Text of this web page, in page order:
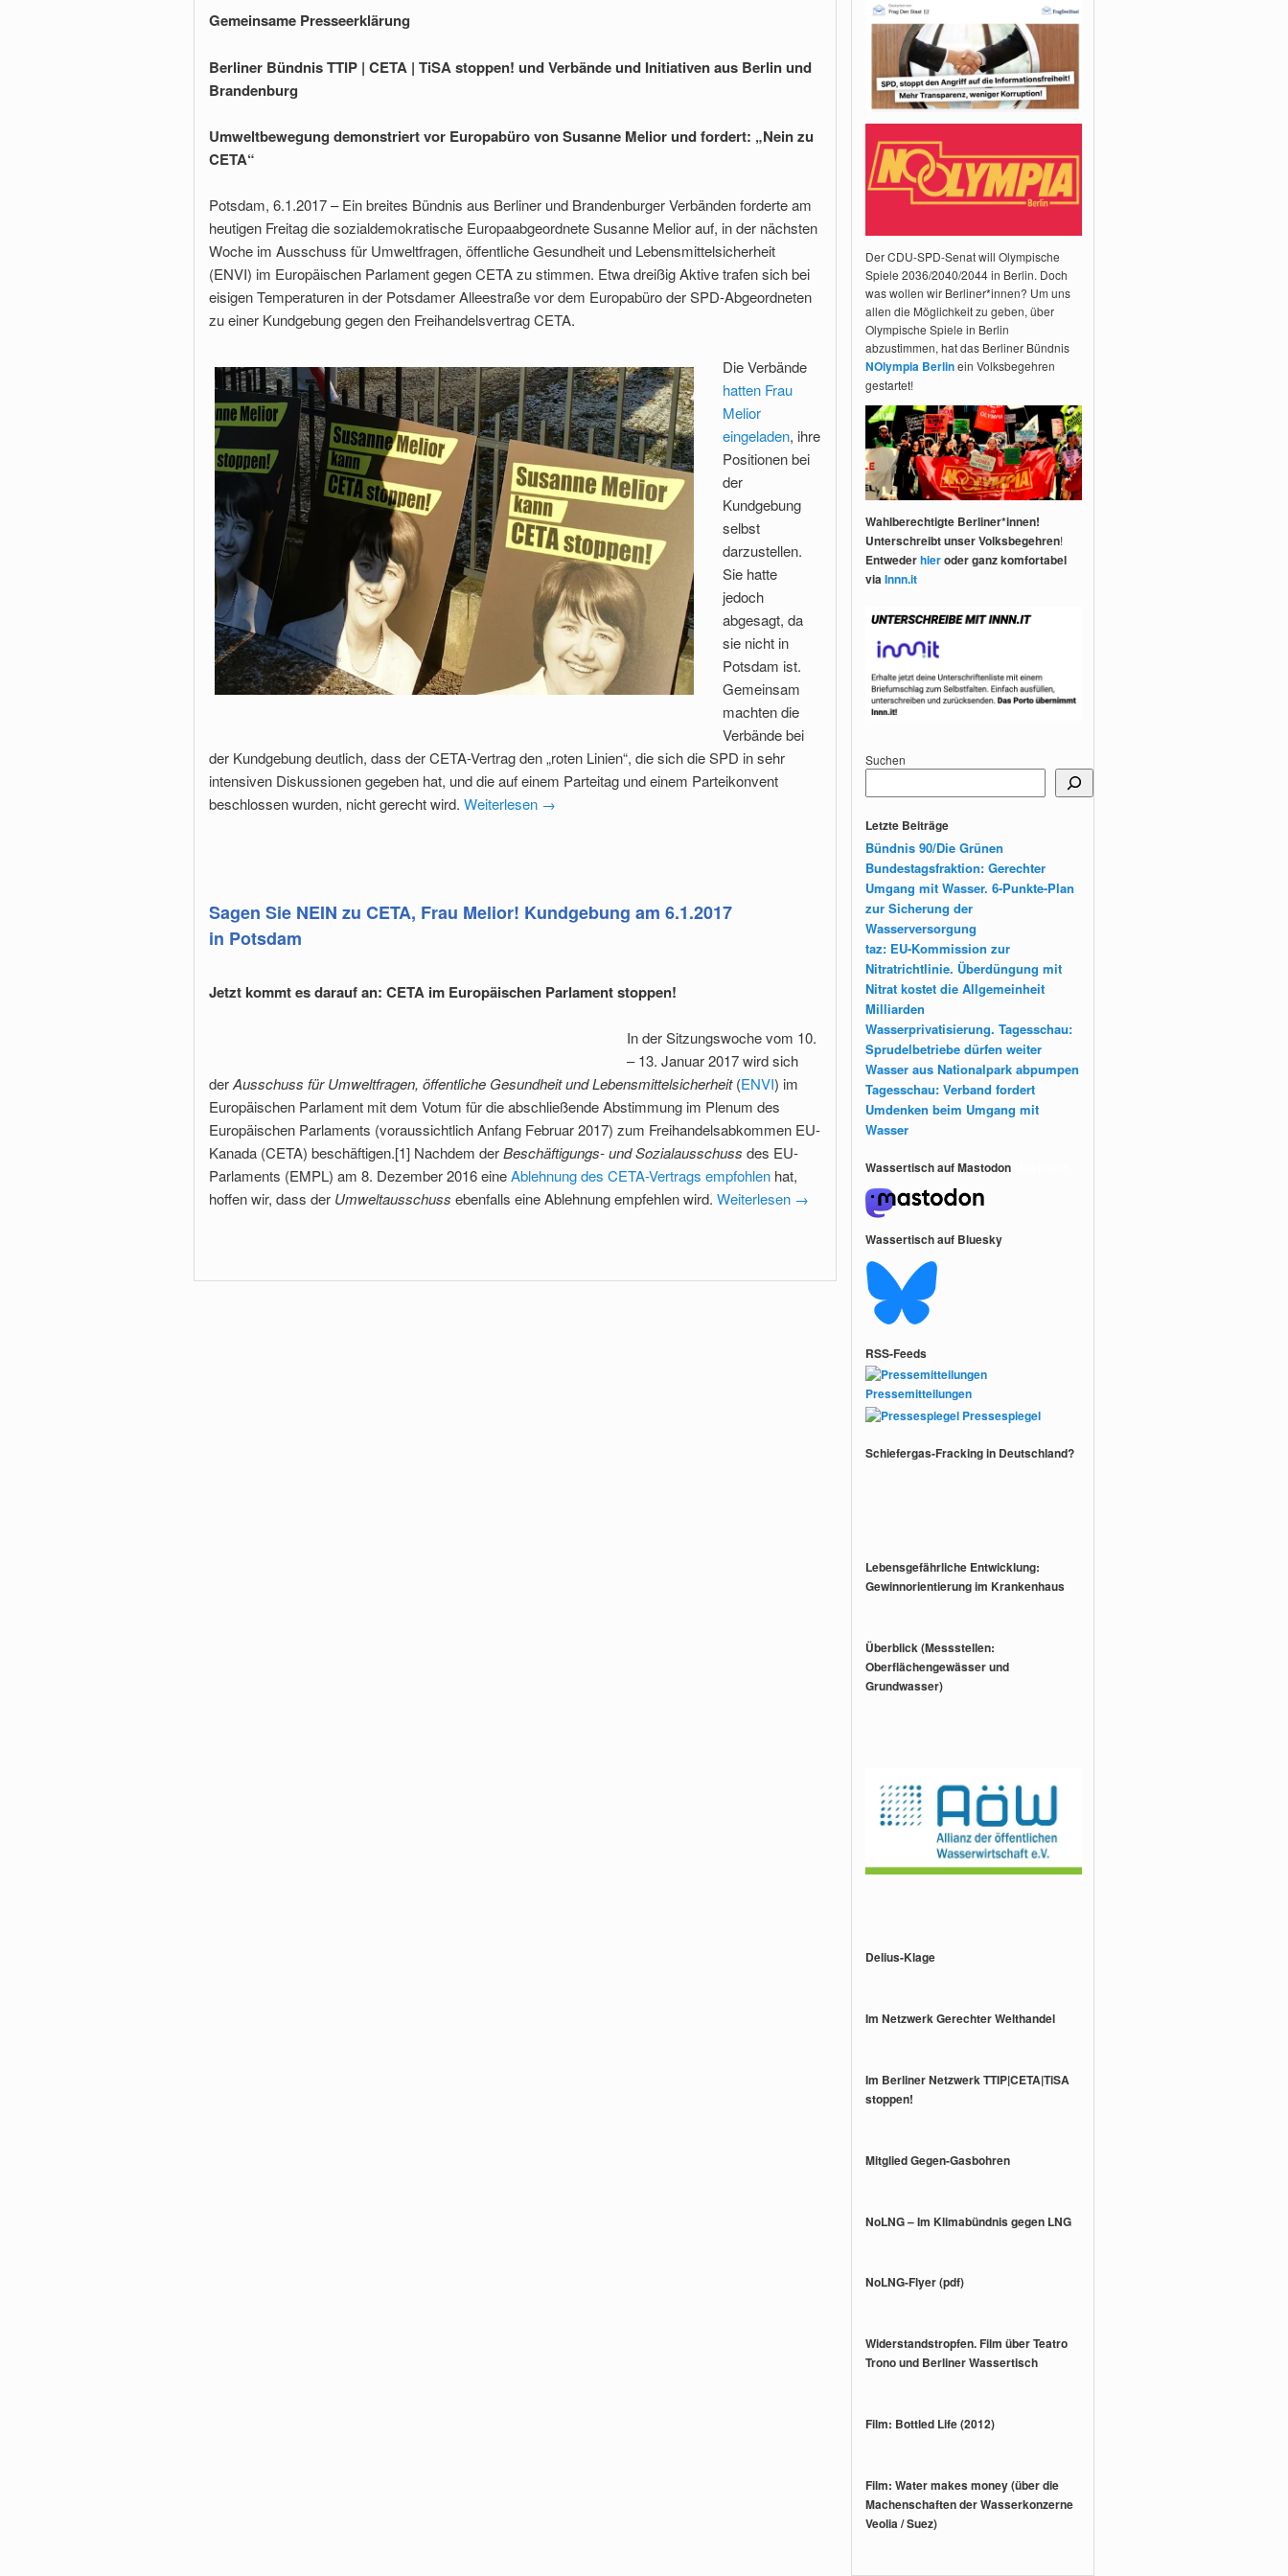
Gemeinsame Presseerklärung
Berliner Bündnis TTIP | CETA | TiSA stoppen! und Verbände und Initiativen aus Berlin und
Brandenburg
Umweltbewegung demonstriert vor Europabüro von Susanne Melior und fordert: „Nein zu
CETA“
Potsdam, 6.1.2017 – Ein breites Bündnis aus Berliner und Brandenburger Verbänden forderte am
heutigen Freitag die sozialdemokratische Europaabgeordnete Susanne Melior auf, in der nächsten
Woche im Ausschuss für Umweltfragen, öffentliche Gesundheit und Lebensmittelsicherheit
(ENVI) im Europäischen Parlament gegen CETA zu stimmen. Etwa dreißig Aktive trafen sich bei
eisigen Temperaturen in der Potsdamer Alleestraße vor dem Europabüro der SPD-Abgeordneten
zu einer Kundgebung gegen den Freihandelsvertrag CETA.
Die Verbände
hatten Frau
Melior
eingeladen, ihre
Positionen bei
der
Kundgebung
selbst
darzustellen.
Sie hatte
jedoch
abgesagt, da
sie nicht in
Potsdam ist.
Gemeinsam
machten die
Verbände bei
der Kundgebung deutlich, dass der CETA-Vertrag den „roten Linien“, die sich die SPD in sehr
intensiven Diskussionen gegeben hat, und die auf einem Parteitag und einem Parteikonvent
beschlossen wurden, nicht gerecht wird. Weiterlesen →
Sagen Sie NEIN zu CETA, Frau Melior! Kundgebung am 6.1.2017
in Potsdam
Jetzt kommt es darauf an: CETA im Europäischen Parlament stoppen!
In der Sitzungswoche vom 10.
– 13. Januar 2017 wird sich
derAusschuss für Umweltfragen, öffentliche Gesundheit und Lebensmittelsicherheit(ENVI) im
Europäischen Parlament mit dem Votum für die abschließende Abstimmung im Plenum des
Europäischen Parlaments (voraussichtlich Anfang Februar 2017) zum Freihandelsabkommen EU-
Kanada (CETA) beschäftigen.[1] Nachdem derBeschäftigungs- und Sozialausschuss des EU-
Parlaments (EMPL) am 8. Dezember 2016 eineAblehnung des CETA-Vertrags empfohlen hat,
hoffen wir, dass der Umweltausschuss ebenfalls eine Ablehnung empfehlen wird. Weiterlesen →
Der CDU-SPD-Senat will Olympische
Spiele 2036/2040/2044 in Berlin. Doch
was wollen wir Berliner*innen? Um uns
allen die Möglichkeit zu geben, über
Olympische Spiele in Berlin
abzustimmen, hat das Berliner Bündnis
NOlympia Berlinein Volksbegehren
gestartet!
Wahlberechtigte Berliner*innen!
Unterschreibt unser Volksbegehren!
Entwederhieroder ganz komfortabel
viaInnn.it
Suchen
Letzte Beiträge
Bündnis 90/Die Grünen
Bundestagsfraktion: Gerechter
Umgang mit Wasser. 6-Punkte-Plan
zur Sicherung der
Wasserversorgung
taz: EU-Kommission zur
Nitratrichtlinie. Überdüngung mit
Nitrat kostet die Allgemeinheit
Milliarden
Wasserprivatisierung. Tagesschau:
Sprudelbetriebe dürfen weiter
Wasser aus Nationalpark abpumpen
Tagesschau: Verband fordert
Umdenken beim Umgang mit
Wasser
Wassertisch auf Mastodon
Wassertisch auf Bluesky
RSS-Feeds
Pressemitteilungen
Pressespiegel
Schiefergas-Fracking in Deutschland?
Lebensgefährliche Entwicklung:
Gewinnorientierung im Krankenhaus
Überblick (Messstellen:
Oberflächengewässer und
Grundwasser)
Delius-Klage
Im Netzwerk Gerechter Welthandel
Im Berliner Netzwerk TTIP|CETA|TiSA
stoppen!
Mitglied Gegen-Gasbohren
NoLNG – Im Klimabündnis gegen LNG
NoLNG-Flyer (pdf)
Widerstandstropfen. Film über Teatro
Trono und Berliner Wassertisch
Film: Bottled Life (2012)
Film: Water makes money (über die
Machenschaften der Wasserkonzerne
Veolia / Suez)